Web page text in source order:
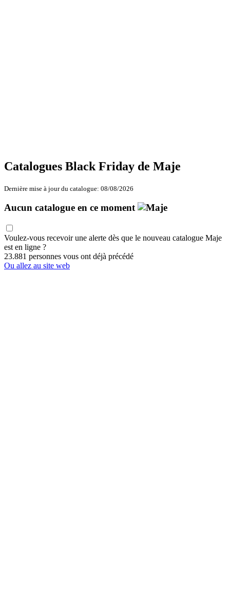
Catalogues Black Friday de Maje
Dernière mise à jour du catalogue: 08/08/2026
Aucun catalogue en ce moment
Voulez-vous recevoir une alerte dès que le nouveau catalogue Maje
est en ligne ?
23.881 personnes vous ont déjà précédé
Ou allez au site web